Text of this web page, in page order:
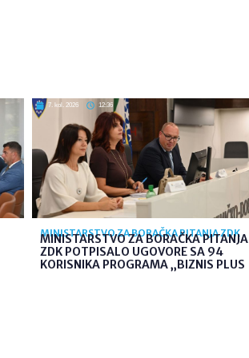
7. kol. 2026 12:36
MINISTARSTVO ZA BORAČKA PITANJA ZDK
MINISTARSTVO ZA BORAČKA PITANJA
ZDK POTPISALO UGOVORE SA 94
KORISNIKA PROGRAMA „BIZNIS PLUS